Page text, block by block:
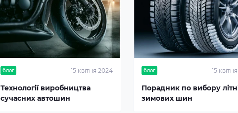
блог 15 квітня 2024
Технології виробництва
сучасних автошин
блог 15
Порадник по вибору
зимових шин